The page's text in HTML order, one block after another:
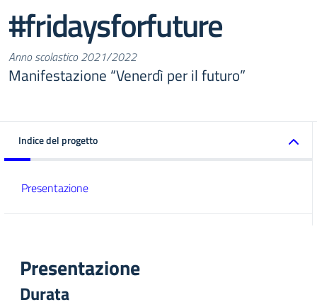
#fridaysforfuture
Anno scolastico 2021/2022
Manifestazione “Venerdì per il futuro”
Indice del progetto
Presentazione
Presentazione
Durata